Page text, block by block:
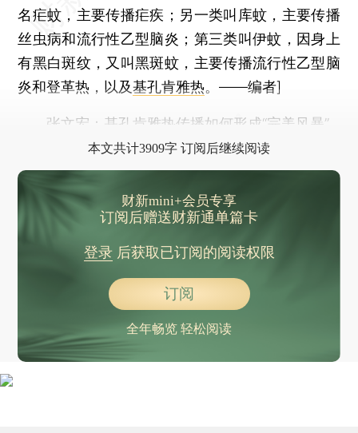
名疟蚊，主要传播疟疾；另一类叫库蚊，主要传播
丝虫病和流行性乙型脑炎；第三类叫伊蚊，因身上
有黑白斑纹，又叫黑斑蚊，主要传播流行性乙型脑
炎和登革热，以及基孔肯雅热。——编者]
张文宏：基孔肯雅热传播如何形成“完美风暴”
本文共计3909字 订阅后继续阅读
财新mini+会员专享
订阅后赠送财新通单篇卡
登录后获取已订阅的阅读权限
订阅
全年畅览 轻松阅读